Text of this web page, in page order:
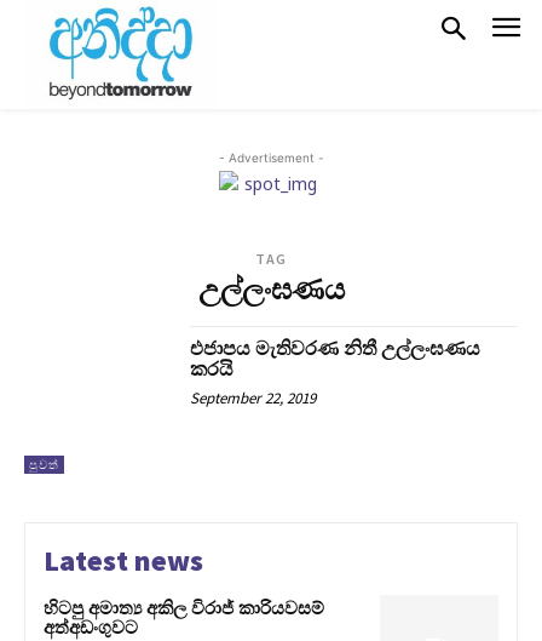
- Advertisement -
TAG
උල්ලංඝණය
පුවත්
එජාපය මැතිවරණ නිතී උල්ලංඝණය
කරයි
September 22, 2019
Latest news
හිටපු අමාත්‍ය අකිල විරාජ් කාරියවසම්
අත්අඩංගුවට